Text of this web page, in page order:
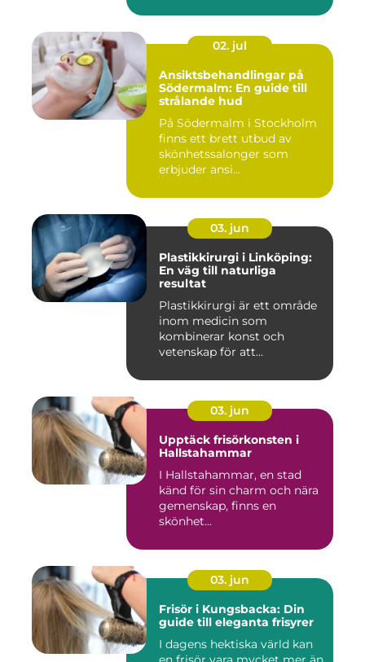
02. jul
Ansiktsbehandlingar på
Södermalm: En guide till
strålande hud
På Södermalm i Stockholm
finns ett brett utbud av
skönhetssalonger som
erbjuder ansi...
03. jun
Plastikkirurgi i Linköping:
En väg till naturliga
resultat
Plastikkirurgi är ett område
inom medicin som
kombinerar konst och
vetenskap för att...
03. jun
Upptäck frisörkonsten i
Hallstahammar
I Hallstahammar, en stad
känd för sin charm och nära
gemenskap, finns en
skönhet...
03. jun
Frisör i Kungsbacka: Din
guide till eleganta frisyrer
I dagens hektiska värld kan